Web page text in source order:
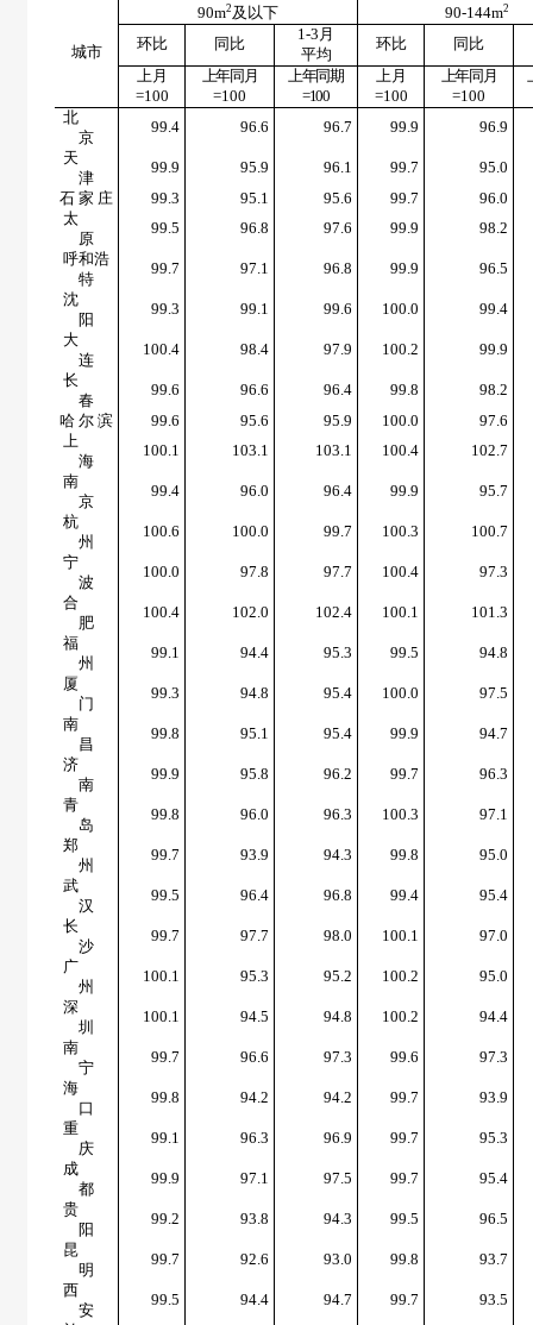
城市
90m2 及以下 90-144m2
环比 同比
1-3 月
平均
环比
同比
上月
=100
上年同月
=100
上年同期
=100
上月
=100
上年同月
=100
北
京
99.4 96.6 96.7 99.9
96.9
天
津
99.9 95.9 96.1 99.7
95.0
石 家 庄
99.3 95.1 95.6 99.7
96.0
太
原
99.5 96.8 97.6 99.9
98.2
呼和浩
特
99.7 97.1 96.8 99.9
96.5
沈
阳
99.3 99.1 99.6 100.0
99.4
大
连
100.4 98.4 97.9 100.2
99.9
长
春
99.6 96.6 96.4 99.8
98.2
哈 尔 滨
99.6 95.6 95.9 100.0
97.6
上
海
100.1 103.1 103.1 100.4
102.7
南
京
99.4 96.0 96.4 99.9
95.7
杭
州
100.6 100.0 99.7 100.3
100.7
宁
波
100.0 97.8 97.7 100.4
97.3
合
肥
100.4 102.0 102.4 100.1
101.3
福
州
99.1 94.4 95.3 99.5
94.8
厦
门
99.3 94.8 95.4 100.0
97.5
南
昌
99.8 95.1 95.4 99.9
94.7
济
南
99.9 95.8 96.2 99.7
96.3
青
岛
99.8 96.0 96.3 100.3
97.1
郑
州
99.7 93.9 94.3 99.8
95.0
武
汉
99.5 96.4 96.8 99.4
95.4
长
沙
99.7 97.7 98.0 100.1
97.0
广
州
100.1 95.3 95.2 100.2
95.0
深
圳
100.1 94.5 94.8 100.2
94.4
南
宁
99.7 96.6 97.3 99.6
97.3
海
口
99.8 94.2 94.2 99.7
93.9
重
庆
99.1 96.3 96.9 99.7
95.3
成
都
99.9 97.1 97.5 99.7
95.4
贵
阳
99.2 93.8 94.3 99.5
96.5
昆
明
99.7 92.6 93.0 99.8
93.7
西
安
99.5 94.4 94.7 99.7
93.5